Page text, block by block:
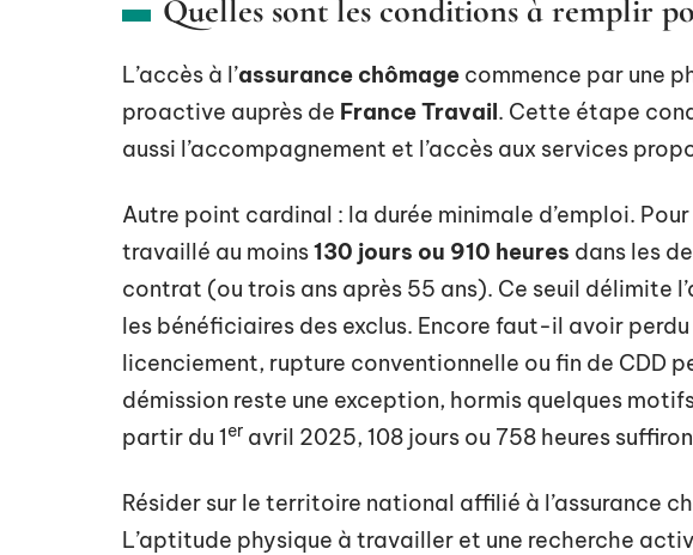
Quelles sont les conditions à remplir
L’accès à l’assurance chômage commence par une
proactive auprès de France Travail. Cette étape
aussi l’accompagnement et l’accès aux services
Autre point cardinal : la durée minimale d’emploi.
travaillé au moins130 jours ou 910 heures dans les
contrat (ou trois ans après 55 ans). Ce seuil délimite
les bénéficiaires des exclus. Encore faut-il avoir
licenciement, rupture conventionnelle ou fin de CDD
démission reste une exception, hormis quelques
partir du 1er avril 2025, 108 jours ou 758 heures
Résider sur le territoire national affilié à l’assurance
L’aptitude physique à travailler et une recherche